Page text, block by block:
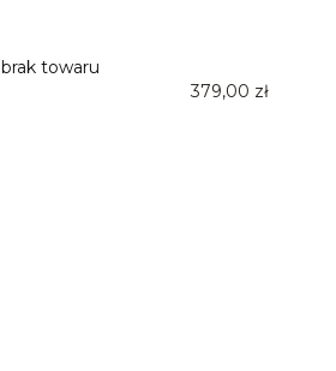
brak towaru
379,00 zł